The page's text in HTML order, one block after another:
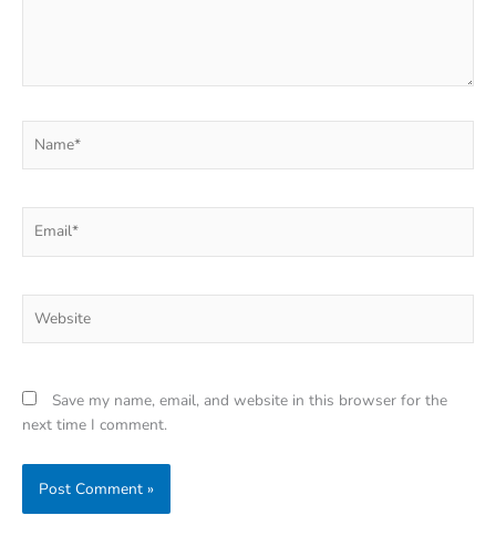
Save my name, email, and website in this browser for the
next time I comment.